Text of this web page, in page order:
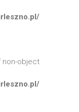
non-object